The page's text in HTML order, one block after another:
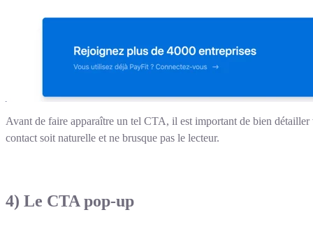
Avant de faire apparaître un tel CTA, il est important de bien
contact soit naturelle et ne brusque pas le lecteur.
4) Le CTA pop-up